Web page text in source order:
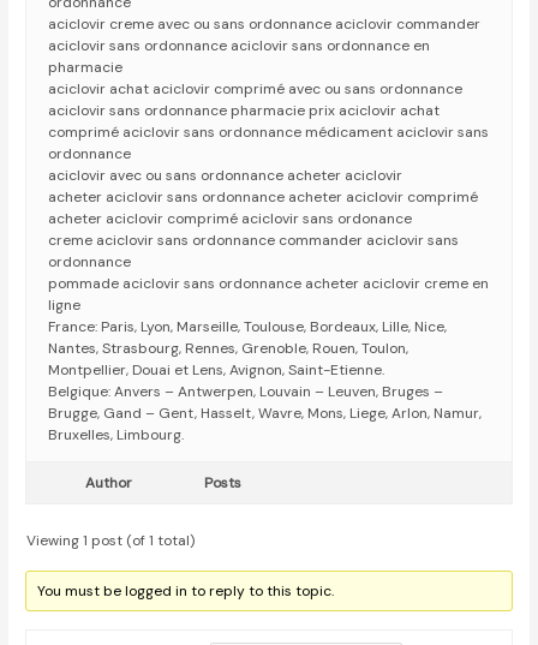
aciclovir creme avec ou sans ordonnance aciclovir commander
aciclovir sans ordonnance aciclovir sans ordonnance en
pharmacie
aciclovir achat aciclovir comprimé avec ou sans ordonnance
aciclovir sans ordonnance pharmacie prix aciclovir achat
comprimé aciclovir sans ordonnance médicament aciclovir sans
ordonnance
aciclovir avec ou sans ordonnance acheter aciclovir
acheter aciclovir sans ordonnance acheter aciclovir comprimé
acheter aciclovir comprimé aciclovir sans ordonance
creme aciclovir sans ordonnance commander aciclovir sans
ordonnance
pommade aciclovir sans ordonnance acheter aciclovir creme en
ligne
France: Paris, Lyon, Marseille, Toulouse, Bordeaux, Lille, Nice,
Nantes, Strasbourg, Rennes, Grenoble, Rouen, Toulon,
Montpellier, Douai et Lens, Avignon, Saint-Etienne.
Belgique: Anvers – Antwerpen, Louvain – Leuven, Bruges –
Brugge, Gand – Gent, Hasselt, Wavre, Mons, Liege, Arlon, Namur,
Bruxelles, Limbourg.
Author Posts
Viewing 1 post (of 1 total)
You must be logged in to reply to this topic.